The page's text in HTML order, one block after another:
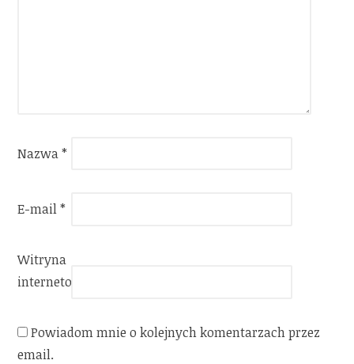
Nazwa*
E-mail*
Witryna
internetowa
Powiadom mnie o kolejnych komentarzach przez
email.